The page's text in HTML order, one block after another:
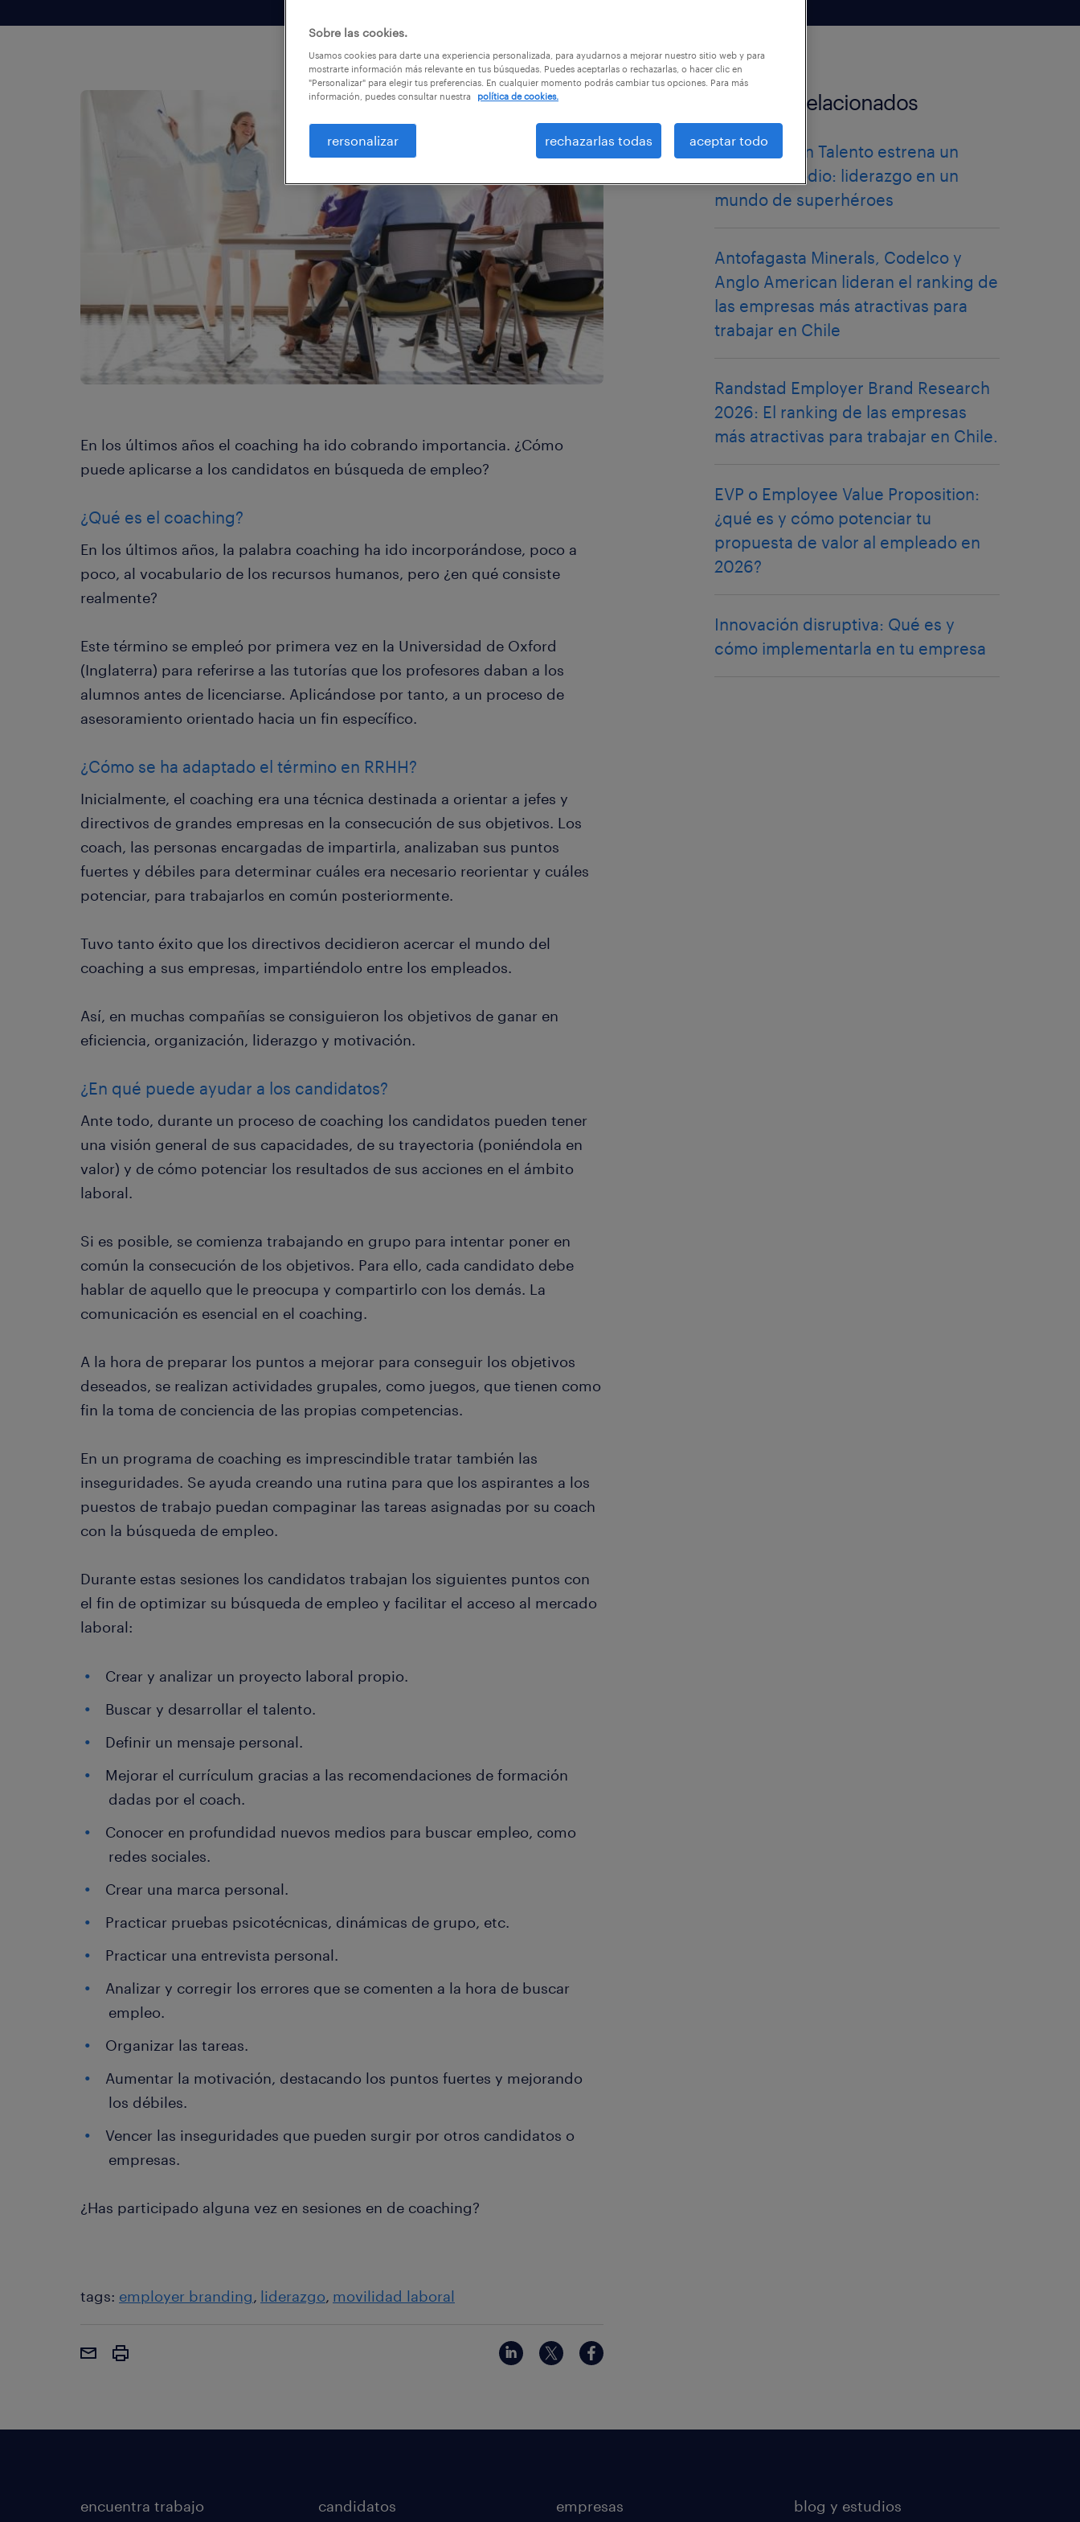
En los últimos años el coaching ha ido cobrando importancia. ¿Cómo
puede aplicarse a los candidatos en búsqueda de empleo?
¿Qué es el coaching?
En los últimos años, la palabra coaching ha ido incorporándose, poco a
poco, al vocabulario de los recursos humanos, pero ¿en qué consiste
realmente?
Este término se empleó por primera vez en la Universidad de Oxford
(Inglaterra) para referirse a las tutorías que los profesores daban a los
alumnos antes de licenciarse. Aplicándose por tanto, a un proceso de
asesoramiento orientado hacia un fin específico.
¿Cómo se ha adaptado el término en RRHH?
Inicialmente, el coaching era una técnica destinada a orientar a jefes y
directivos de grandes empresas en la consecución de sus objetivos. Los
coach, las personas encargadas de impartirla, analizaban sus puntos
fuertes y débiles para determinar cuáles era necesario reorientar y cuáles
potenciar, para trabajarlos en común posteriormente.
Tuvo tanto éxito que los directivos decidieron acercar el mundo del
coaching a sus empresas, impartiéndolo entre los empleados.
Así, en muchas compañías se consiguieron los objetivos de ganar en
eficiencia, organización, liderazgo y motivación.
¿En qué puede ayudar a los candidatos?
Ante todo, durante un proceso de coaching los candidatos pueden tener
una visión general de sus capacidades, de su trayectoria (poniéndola en
valor) y de cómo potenciar los resultados de sus acciones en el ámbito
laboral.
Si es posible, se comienza trabajando en grupo para intentar poner en
común la consecución de los objetivos. Para ello, cada candidato debe
hablar de aquello que le preocupa y compartirlo con los demás. La
comunicación es esencial en el coaching.
A la hora de preparar los puntos a mejorar para conseguir los objetivos
deseados, se realizan actividades grupales, como juegos, que tienen como
fin la toma de conciencia de las propias competencias.
En un programa de coaching es imprescindible tratar también las
inseguridades. Se ayuda creando una rutina para que los aspirantes a los
puestos de trabajo puedan compaginar las tareas asignadas por su coach
con la búsqueda de empleo.
Durante estas sesiones los candidatos trabajan los siguientes puntos con
el fin de optimizar su búsqueda de empleo y facilitar el acceso al mercado
laboral:
Crear y analizar un proyecto laboral propio.
Buscar y desarrollar el talento.
Definir un mensaje personal.
Mejorar el currículum gracias a las recomendaciones de formación
dadas por el coach.
Conocer en profundidad nuevos medios para buscar empleo, como
redes sociales.
Crear una marca personal.
Practicar pruebas psicotécnicas, dinámicas de grupo, etc.
Practicar una entrevista personal.
Analizar y corregir los errores que se comenten a la hora de buscar
empleo.
Organizar las tareas.
Aumentar la motivación, destacando los puntos fuertes y mejorando
los débiles.
Vencer las inseguridades que pueden surgir por otros candidatos o
empresas.
¿Has participado alguna vez en sesiones en de coaching?
tags: employer branding liderazgo movilidad laboral
artículos relacionados
Historias con Talento estrena un
nuevo episodio: liderazgo en un
mundo de superhéroes
Antofagasta Minerals, Codelco y
Anglo American lideran el ranking de
las empresas más atractivas para
trabajar en Chile
Randstad Employer Brand Research
2026: El ranking de las empresas
más atractivas para trabajar en Chile.
EVP o Employee Value Proposition:
¿qué es y cómo potenciar tu
propuesta de valor al empleado en
2026?
Innovación disruptiva: Qué es y
cómo implementarla en tu empresa
encuentra trabajo candidatos empresas blog y estudios
Sobre las cookies.
Usamos cookies para darte una experiencia personalizada, para ayudarnos a mejorar nuestro sitio web y para
mostrarte información más relevante en tus búsquedas. Puedes aceptarlas o rechazarlas, o hacer clic en
"Personalizar" para elegir tus preferencias. En cualquier momento podrás cambiar tus opciones. Para más
información, puedes consultar nuestra
política de cookies.
rersonalizar rechazarlas todas aceptar todo